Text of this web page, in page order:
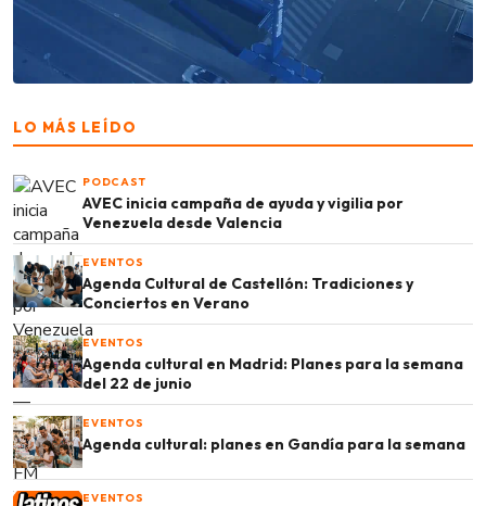
LO MÁS LEÍDO
PODCAST
AVEC inicia campaña de ayuda y vigilia por
Venezuela desde Valencia
EVENTOS
Agenda Cultural de Castellón: Tradiciones y
Conciertos en Verano
EVENTOS
Agenda cultural en Madrid: Planes para la semana
del 22 de junio
EVENTOS
Agenda cultural: planes en Gandía para la semana
EVENTOS